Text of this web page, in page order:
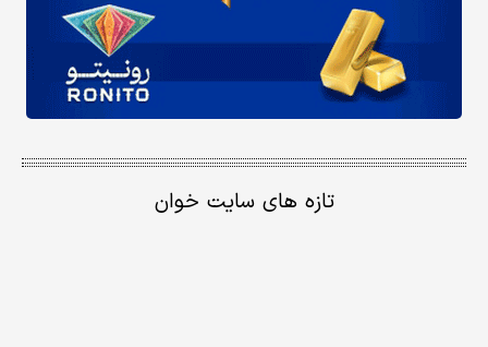
تازه های سایت خوان